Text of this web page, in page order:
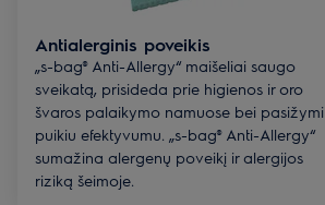
Antialerginis poveikis
„s-bag® Anti-Allergy“ maišeliai saugo
sveikatą, prisideda prie higienos ir oro
švaros palaikymo namuose bei pasižymi
puikiu efektyvumu. „s-bag® Anti-Allergy“
sumažina alergenų poveikį ir alergijos
riziką šeimoje.